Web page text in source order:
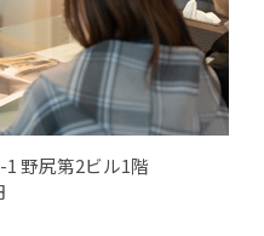
野尻第2ビル1階